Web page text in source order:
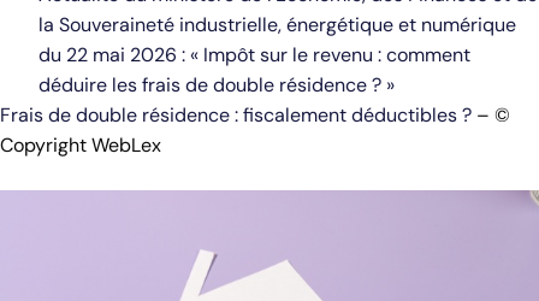
la Souveraineté industrielle, énergétique et numérique
du 22 mai 2026 : « Impôt sur le revenu : comment
déduire les frais de double résidence ? »
Frais de double résidence : fiscalement déductibles ? – ©
Copyright WebLex